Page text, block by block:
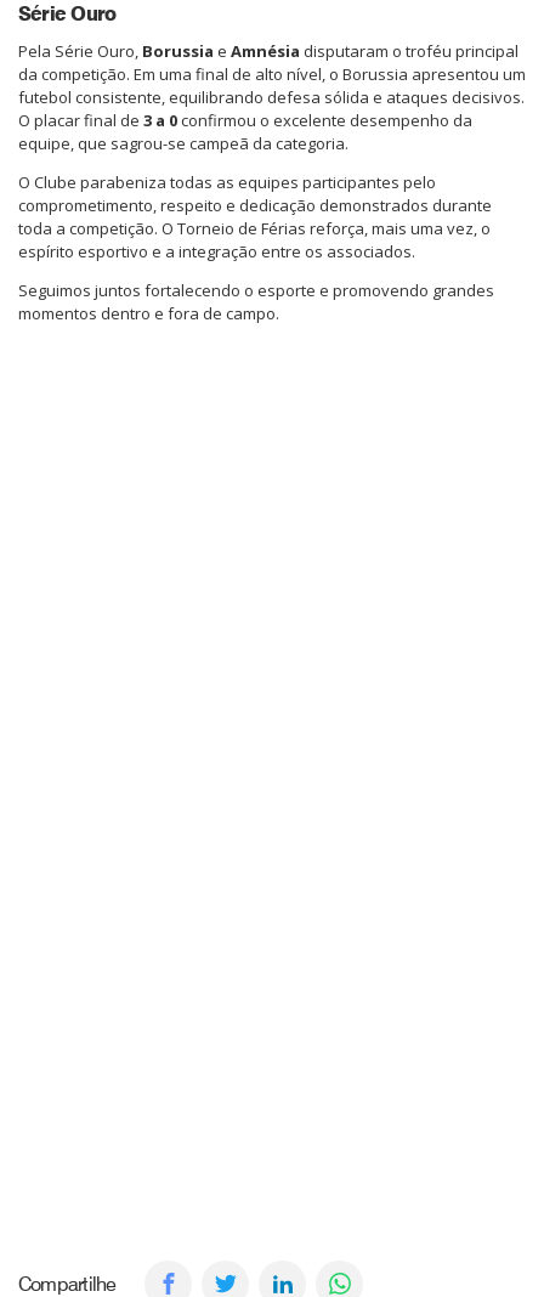
Série Ouro
Pela Série Ouro, Borussia e Amnésia disputaram o troféu principal
da competição. Em uma final de alto nível, o Borussia apresentou um
futebol consistente, equilibrando defesa sólida e ataques decisivos.
O placar final de 3 a 0confirmou o excelente desempenho da
equipe, que sagrou-se campeã da categoria.
O Clube parabeniza todas as equipes participantes pelo
comprometimento, respeito e dedicação demonstrados durante
toda a competição. O Torneio de Férias reforça, mais uma vez, o
espírito esportivo e a integração entre os associados.
Seguimos juntos fortalecendo o esporte e promovendo grandes
momentos dentro e fora de campo.
Compartilhe